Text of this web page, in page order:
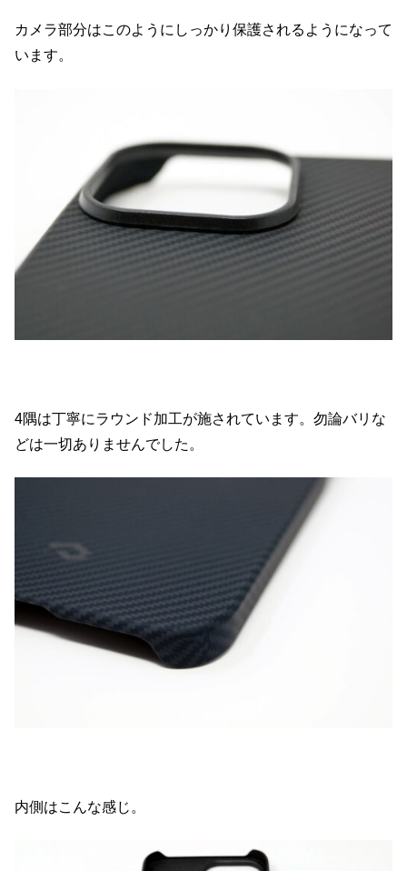
カメラ部分はこのようにしっかり保護されるようになって
います。
4隅は丁寧にラウンド加工が施されています。勿論バリな
どは一切ありませんでした。
内側はこんな感じ。